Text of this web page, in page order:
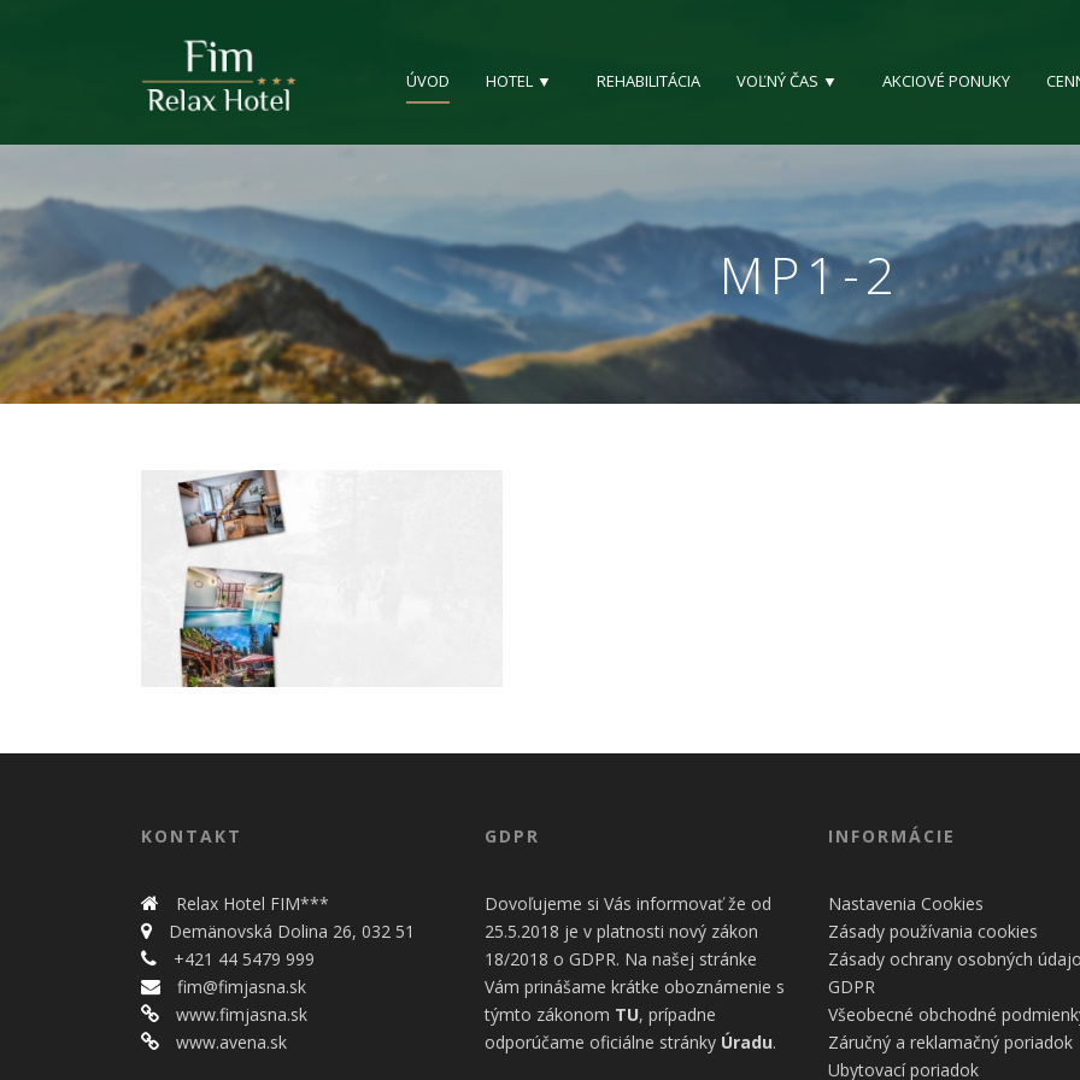
ÚVOD HOTEL ▼ REHABILITÁCIA VOĽNÝ ČAS ▼ AKCIOVÉ PONUKY
MP1-2
KONTAKT
Relax Hotel FIM***
Demänovská Dolina 26, 032 51
+421 44 5479 999
fim@fimjasna.sk
www.fimjasna.sk
www.avena.sk
GDPR
Dovoľujeme si Vás informovať že od
25.5.2018 je v platnosti nový zákon
18/2018 o GDPR. Na našej stránke
Vám prinášame krátke oboznámenie s
týmto zákonom TU, prípadne
odporúčame oficiálne stránky Úradu.
INFORMÁCIE
Nastavenia Cookies
Zásady používania cookies
Zásady ochrany osobných
GDPR
Všeobecné obchodné
Záručný a reklamačný poriadok
Ubytovací poriadok
Nevyhnutné
nevyhnutné
pre správne
fungovanie
našej webovej
stránky.
Zahŕňajú
napríklad
prihlásenie,